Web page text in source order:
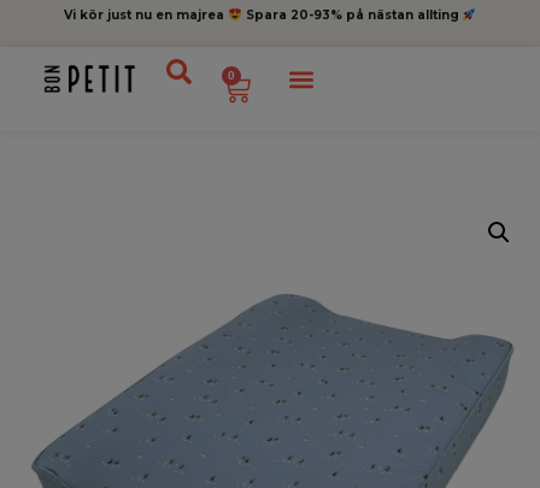
Vi kör just nu en majrea Spara 20-93% på nästan allting
0